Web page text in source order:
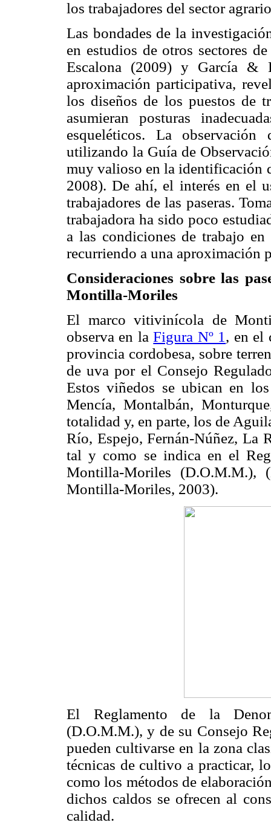
los trabajadores del sector
Las bondades de la
en estudios de otros sectores
Escalona (2009) y García &
aproximación participativa,
los diseños de los puestos de
asumieran posturas
esqueléticos. La
utilizando la Guía de
muy valioso en la identificación
2008). De ahí, el interés en el
trabajadores de las paseras.
trabajadora ha sido poco
a las condiciones de trabajo
recurriendo a una aproximación
Consideraciones sobre las
Montilla-Moriles
El marco vitivinícola de
observa en laFigura Nº 1 , en el
provincia cordobesa, sobre
de uva por el Consejo
Estos viñedos se ubican en
Mencía, Montalbán,
totalidad y, en parte, los de
Río, Espejo, Fernán-Núñez, La
tal y como se indica en el
Montilla-Moriles (D.O.M.M.),
Montilla-Moriles, 2003).
El Reglamento de la
(D.O.M.M.), y de su Consejo
pueden cultivarse en la zona
técnicas de cultivo a practicar,
como los métodos de
dichos caldos se ofrecen al
calidad.